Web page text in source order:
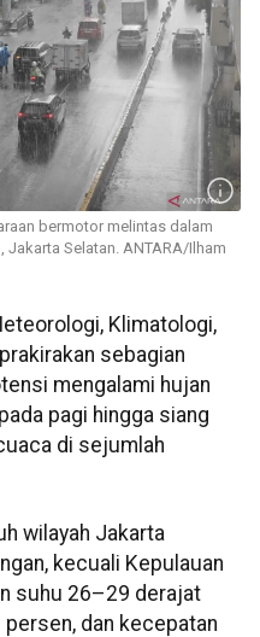
bermotor melintas dalam
Selatan. ANTARA/Ilham
Klimatologi,
sebagian
mengalami hujan
pagi hingga siang
di sejumlah
wilayah Jakarta
kecuali Kepulauan
suhu 26–29 derajat
dan kecepatan